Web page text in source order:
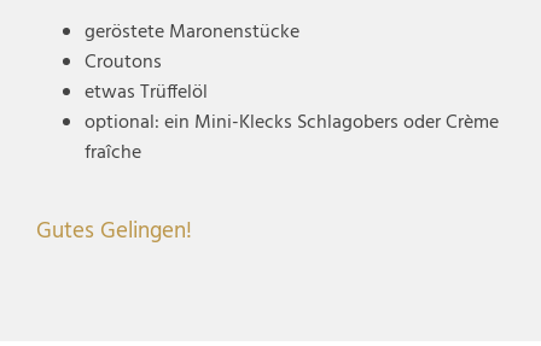
geröstete Maronenstücke
Croutons
etwas Trüffelöl
optional: ein Mini-Klecks Schlagobers oder Crème
fraîche
Gutes Gelingen!